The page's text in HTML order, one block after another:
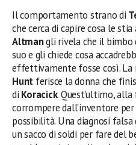
Il comportamento strano di
che cerca di capire cosa le stia
Altmangli rivela che il bimbo
suo e gli chiede cosa
effettivamente fosse così. La
Hunt ferisce la donna che
di Koracick. Quest’ultimo,
corrompere dall’inventore
possibilità. Una diagnosi
un sacco di soldi per fare del